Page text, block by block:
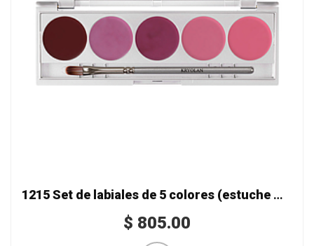
1215 Set de labiales de 5 colores (estuche metálico)
$ 805.00